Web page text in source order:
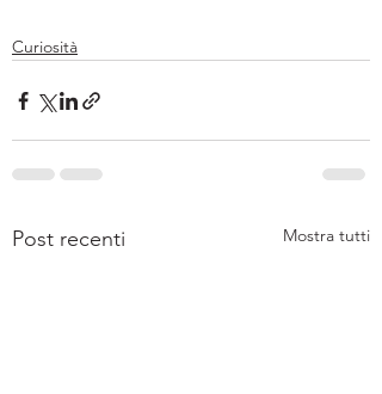
Curiosità
Post recenti Mostra tutti